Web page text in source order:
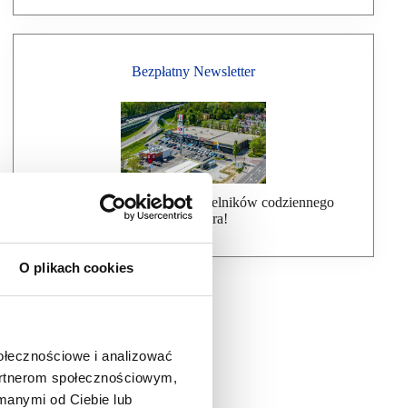
O plikach cookies
i analizować
społecznościowym,
od Ciebie lub
Bezpłatny Newsletter
Dołącz do ponad 7000 czytelników codziennego
newslettera!